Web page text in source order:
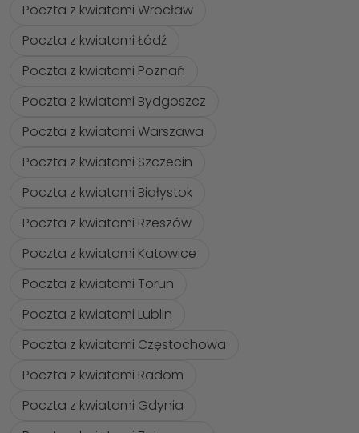
Poczta z kwiatami Wrocław
Poczta z kwiatami Łódź
Poczta z kwiatami Poznań
Poczta z kwiatami Bydgoszcz
Poczta z kwiatami Warszawa
Poczta z kwiatami Szczecin
Poczta z kwiatami Białystok
Poczta z kwiatami Rzeszów
Poczta z kwiatami Katowice
Poczta z kwiatami Torun
Poczta z kwiatami Lublin
Poczta z kwiatami Częstochowa
Poczta z kwiatami Radom
Poczta z kwiatami Gdynia